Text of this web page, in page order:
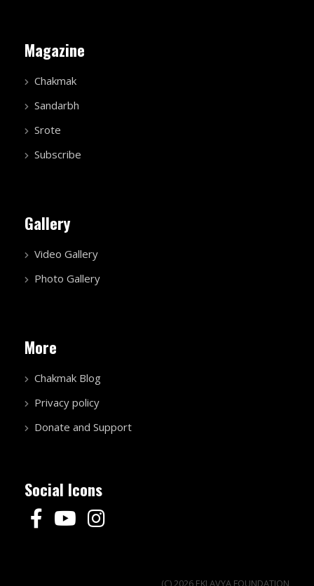
Magazine
Chakmak
Sandarbh
Srote
Subscribe
Gallery
Video Gallery
Photo Gallery
More
Chakmak Blog
Privacy policy
Donate and Support
Social Icons
(C) 2026 EKLAVYA FOUNDATION